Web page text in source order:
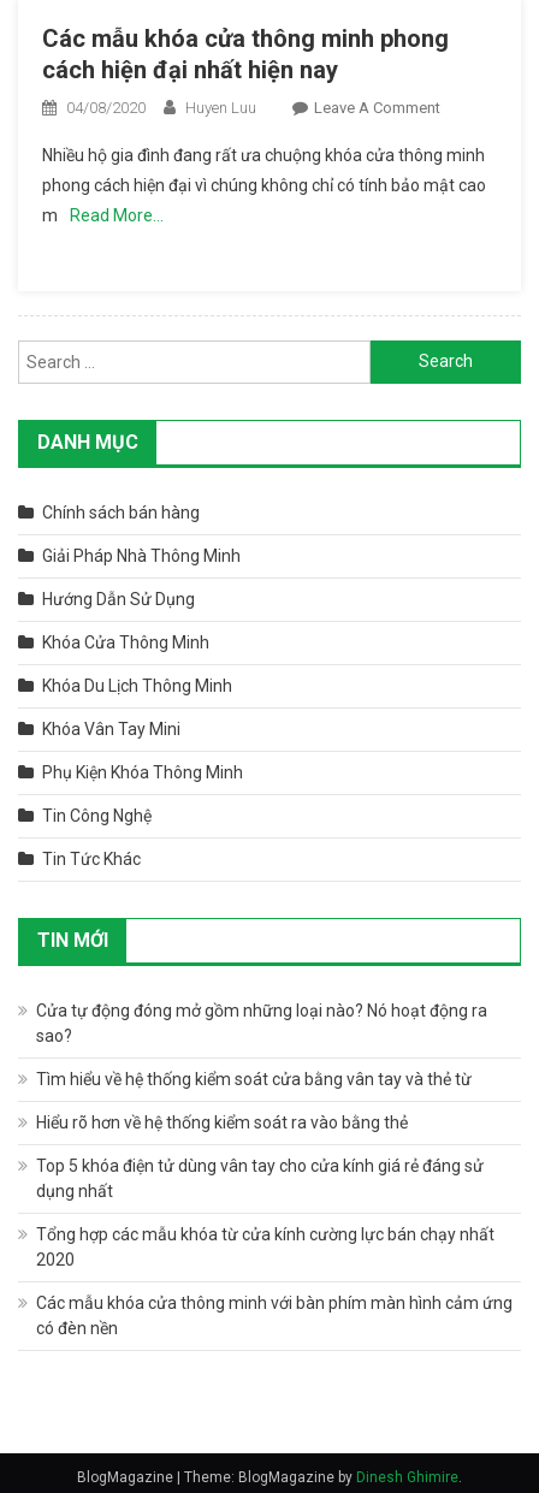
Các mẫu khóa cửa thông minh phong
cách hiện đại nhất hiện nay
04/08/2020 Huyen Luu Leave A Comment
Khóa
Cửa
Nhất
Hiện Nay
Nhiều hộ gia đình đang rất ưa chuộng khóa cửa thông minh
phong cách hiện đại vì chúng không chỉ có tính bảo mật cao
m
Read More…
Search for:
DANH MỤC
Chính sách bán hàng
Giải Pháp Nhà Thông Minh
Hướng Dẫn Sử Dụng
Khóa Cửa Thông Minh
Khóa Du Lịch Thông Minh
Khóa Vân Tay Mini
Phụ Kiện Khóa Thông Minh
Tin Công Nghệ
Tin Tức Khác
TIN MỚI
Cửa tự động đóng mở gồm những loại nào? Nó hoạt động ra
sao?
Tìm hiểu về hệ thống kiểm soát cửa bằng vân tay và thẻ từ
Hiểu rõ hơn về hệ thống kiểm soát ra vào bằng thẻ
Top 5 khóa điện tử dùng vân tay cho cửa kính giá rẻ đáng sử
dụng nhất
Tổng hợp các mẫu khóa từ cửa kính cường lực bán chạy nhất
2020
Các mẫu khóa cửa thông minh với bàn phím màn hình cảm ứng
có đèn nền
BlogMagazine Theme: BlogMagazine by Dinesh Ghimire.